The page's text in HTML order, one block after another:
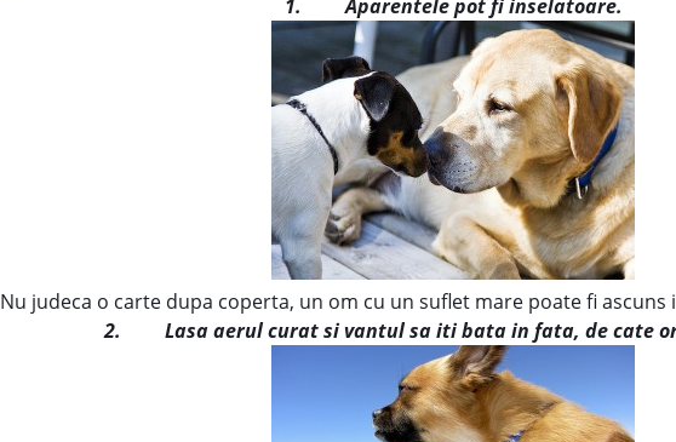
1.
Aparentele pot fi inselatoare.
Nu judeca o carte dupa coperta, un om cu un suflet mare poate fi
2.
Lasa aerul curat si vantul sa iti bata in fata, de cate